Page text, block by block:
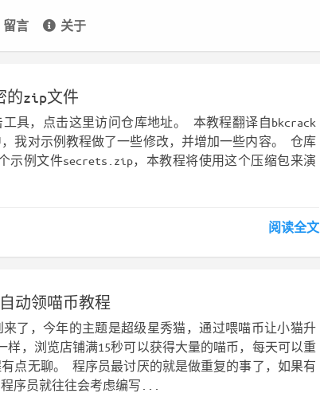
留言 关于
的zip文件
具，点击这里访问仓库地址。 本教程翻译自bkcrack
我对示例教程做了一些修改，并增加一些内容。 仓库
示例文件secrets.zip，本教程将使用这个压缩包来演
阅读全文
动领喵币教程
来了，今年的主题是超级星秀猫，通过喂喵币让小猫升
，浏览店铺满15秒可以获得大量的喵币，每天可以重
点无聊。 程序员最讨厌的就是做重复的事了，如果有
序员就往往会考虑编写...